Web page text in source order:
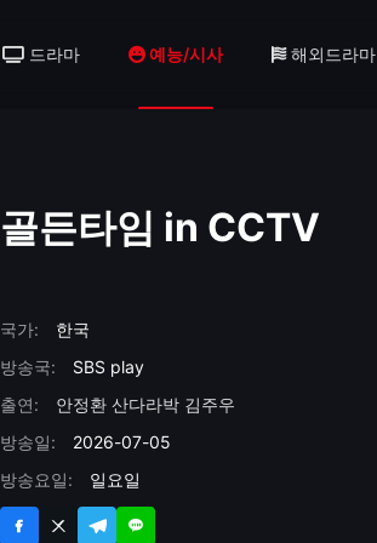
드라마 예능/시사 해외드라마
골든타임 in CCTV
국가:
한국
방송국:
SBS play
출연:
안정환 산다라박 김주우
방송일:
2026-07-05
방송요일:
일요일